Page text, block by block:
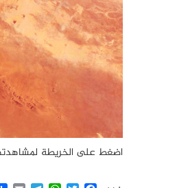
اضغط على الخريطة